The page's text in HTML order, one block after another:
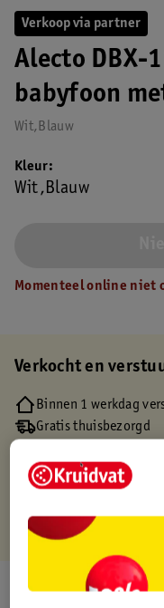
Verkoop via partner
Alecto DBX-
babyfoon
Wit,Blauw
Kleur
Wit,Blauw
Momenteel online niet
Verkocht en
Binnen 1 werkdag
Gratis thuisbezorgd
Gratis punten met je
Over dit product